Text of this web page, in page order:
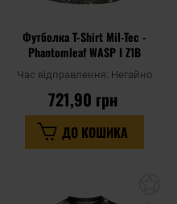
Футболка T-Shirt Mil-Tec -
Phantomleaf WASP I Z1B
Час відправлення: Негайно
721,90 грн
ДО КОШИКА